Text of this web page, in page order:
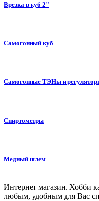
Врезка в куб 2"
Самогонный куб
Самогонные ТЭНы и
Спиртометры
Медный шлем
Интернет магазин. Хобби
любым, удобным для Вас